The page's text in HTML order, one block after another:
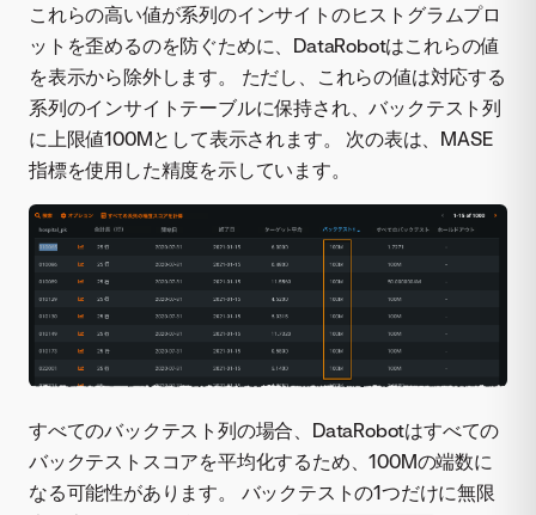
これらの高い値が系列のインサイトのヒストグラムプロ
ットを歪めるのを防ぐために、DataRobotはこれらの値
を表示から除外します。 ただし、これらの値は対応する
系列のインサイトテーブルに保持され、バックテスト列
に上限値100Mとして表示されます。 次の表は、MASE
指標を使用した精度を示しています。
すべてのバックテスト列の場合、DataRobotはすべての
バックテストスコアを平均化するため、100Mの端数に
なる可能性があります。 バックテストの1つだけに無限